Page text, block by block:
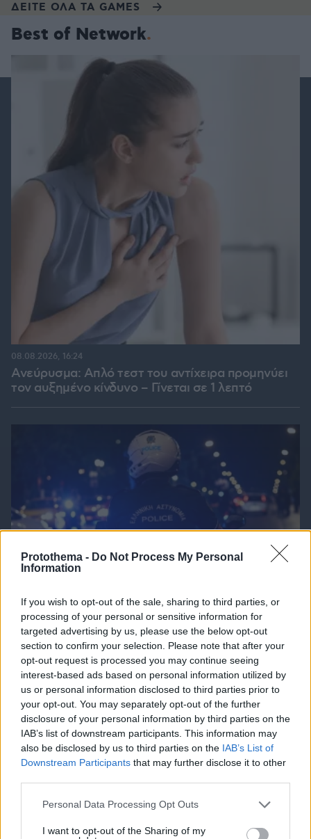
Protothema - Do Not Process My Personal
Information
If you wish to opt-out of the sale, sharing to third parties, or
processing of your personal or sensitive information for
targeted advertising by us, please use the below opt-out
section to confirm your selection. Please note that after your
opt-out request is processed you may continue seeing
interest-based ads based on personal information utilized by
us or personal information disclosed to third parties prior to
your opt-out. You may separately opt-out of the further
disclosure of your personal information by third parties on the
IAB’s list of downstream participants. This information may
also be disclosed by us to third parties on the IAB’s List of
Downstream Participants that may further disclose it to other
Please note that this website/app uses one or more Google
not limited to your visit or usage behaviour. You may click to
Personal Data Processing Opt Outs
I want to opt-out of the Sharing of my
ΔΕΙΤΕ ΟΛΑ ΤΑ GAMES
Best of Network
Ανεύρυσμα: Απλό τεστ του αντίχειρα προμηνύει
τον αυξημένο κίνδυνο – Γίνεται σε 1 λεπτό
08.08.2026, 16:24
Το νέο... καλοκαιρινό κόλπο που κάνουν οι
κλέφτες αυτοκινήτων στην Ελλάδα
08.08.2026, 18:57